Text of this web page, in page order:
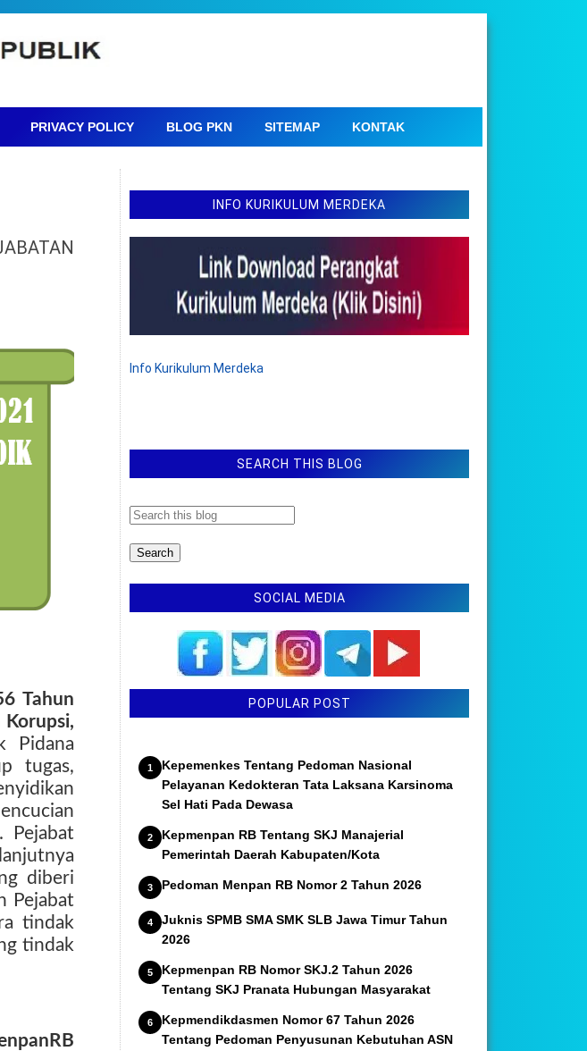
PRIVACY POLICY BLOG PKN SITEMAP KONTAK
Tahun
Korupsi,
Pidana
tugas,
Pejabat
diberi
Pejabat
tindak
tindak
INFO KURIKULUM MERDEKA
Info Kurikulum Merdeka
SEARCH THIS BLOG
SOCIAL MEDIA
POPULAR POST
Kepemenkes Tentang Pedoman Nasional
Pelayanan Kedokteran Tata Laksana Karsinoma
Sel Hati Pada Dewasa
Kepmenpan RB Tentang SKJ Manajerial
Pemerintah Daerah Kabupaten/Kota
Pedoman Menpan RB Nomor 2 Tahun 2026
Juknis SPMB SMA SMK SLB Jawa Timur Tahun
2026
Kepmenpan RB Nomor SKJ.2 Tahun 2026
Tentang SKJ Pranata Hubungan Masyarakat
Kepmendikdasmen Nomor 67 Tahun 2026
Tentang Pedoman Penyusunan Kebutuhan ASN